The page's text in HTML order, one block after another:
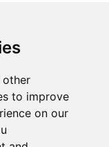
other
to improve
on our